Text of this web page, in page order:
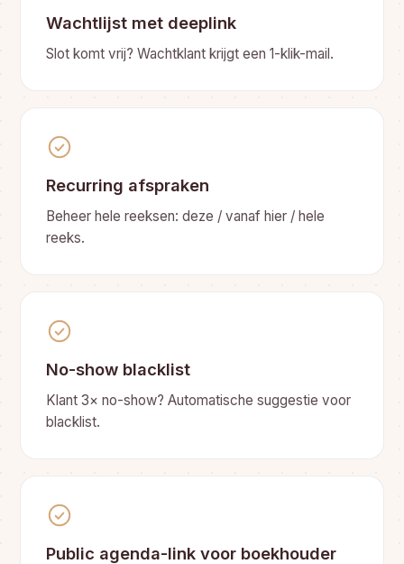
Wachtlijst met deeplink
Slot komt vrij? Wachtklant krijgt een 1-klik-mail.
Recurring afspraken
Beheer hele reeksen: deze / vanaf hier / hele
reeks.
No-show blacklist
Klant 3× no-show? Automatische suggestie voor
blacklist.
Public agenda-link voor boekhouder